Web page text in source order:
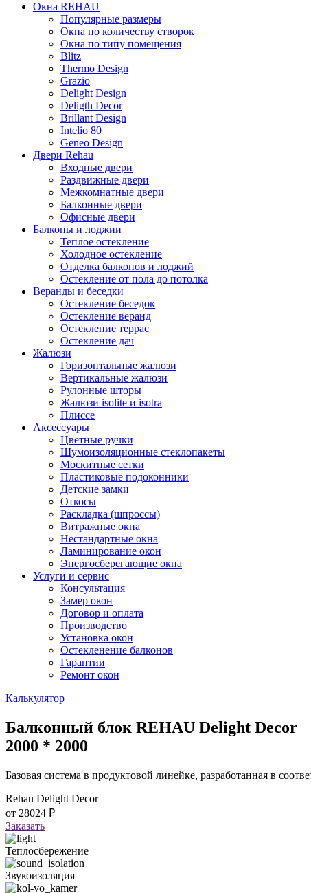
Окна REHAU
Популярные размеры
Окна по количеству створок
Окна по типу помещения
Blitz
Thermo Design
Grazio
Delight Design
Deligth Decor
Brillant Design
Intelio 80
Geneo Design
Двери Rehau
Входные двери
Раздвижные двери
Межкомнатные двери
Балконные двери
Офисные двери
Балконы и лоджии
Теплое остекление
Холодное остекление
Отделка балконов и лоджий
Остекление от пола до потолка
Веранды и беседки
Остекление беседок
Остекление веранд
Остекление террас
Остекление дач
Жалюзи
Горизонтальные жалюзи
Вертикальные жалюзи
Рулонные шторы
Жалюзи isolite и isotra
Плиссе
Аксессуары
Цветные ручки
Шумоизоляционные стеклопакеты
Москитные сетки
Пластиковые подоконники
Детские замки
Откосы
Раскладка (шпроссы)
Витражные окна
Нестандартные окна
Ламинирование окон
Энергосберегающие окна
Услуги и сервис
Консультация
Замер окон
Договор и оплата
Производство
Установка окон
Остекленение балконов
Гарантии
Ремонт окон
Калькулятор
Балконный блок REHAU Delight Decor
2000 * 2000
Базовая система в продуктовой линейке, разработанная в
Rehau Delight Decor
от 28024 ₽
Заказать
Теплосбережение
Звукоизоляция